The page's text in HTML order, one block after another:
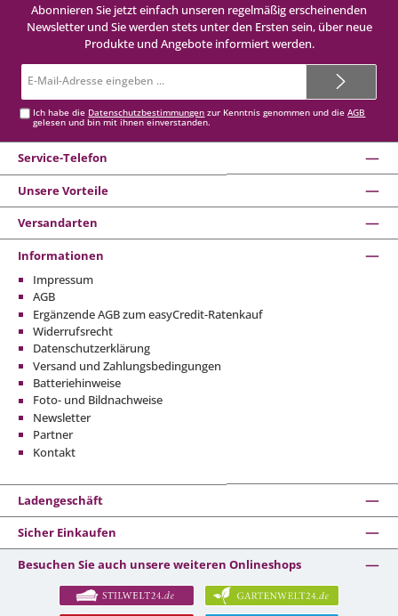
Abonnieren Sie jetzt einfach unseren regelmäßig erscheinenden
Newsletter und Sie werden stets unter den Ersten sein, über neue
Produkte und Angebote informiert werden.
Mail-
Ich habe die Datenschutzbestimmungen zur Kenntnis genommen und dieAGB
gelesen und bin mit ihnen einverstanden.
Service-Telefon
Unsere Vorteile
Versandarten
Informationen
Impressum
AGB
Ergänzende AGB zum easyCredit-Ratenkauf
Widerrufsrecht
Datenschutzerklärung
Versand und Zahlungsbedingungen
Batteriehinweise
Foto- und Bildnachweise
Newsletter
Partner
Kontakt
Ladengeschäft
Sicher Einkaufen
Besuchen Sie auch unsere weiteren Onlineshops